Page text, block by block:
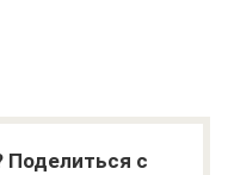
Поделиться с